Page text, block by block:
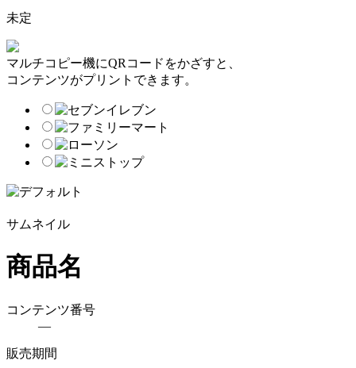
未定
マルチコピー機にQRコードをかざすと、
コンテンツがプリントできます。
サムネイル
商品名
コンテンツ番号
―
販売期間